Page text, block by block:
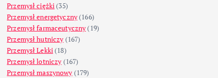
Przemysł ciężki (35)
Przemysł energetyczny (166)
Przemysł farmaceutyczny (19)
Przemysł hutniczy (167)
Przemysł Lekki (18)
Przemysł lotniczy (167)
Przemysł maszynowy (179)